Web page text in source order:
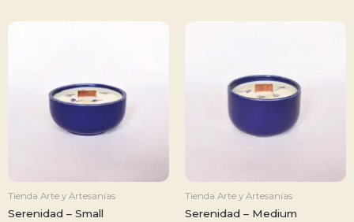
Tienda Arte y Artesanías
Serenidad – Small
Tienda Arte y Artesanías
Serenidad – Medium